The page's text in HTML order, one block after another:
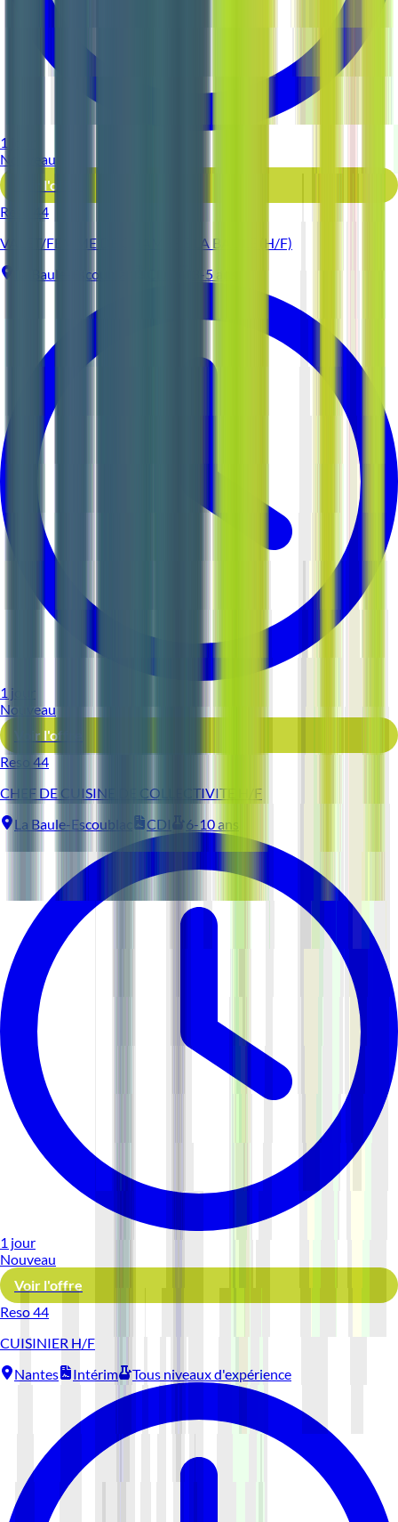
1 jour
Nouveau
Voir l'offre
Reso 44
VALET/FEMME DE CHAMBRE LA BAULE (H/F)
La Baule-Escoublac
3-5 ans
1 jour
Nouveau
Voir l'offre
Reso 44
CHEF DE CUISINE DE COLLECTIVITE H/F
La Baule-Escoublac
CDI 6-10 ans
1 jour
Nouveau
Voir l'offre
Reso 44
CUISINIER H/F
Nantes
Intérim Tous niveaux d'expérience